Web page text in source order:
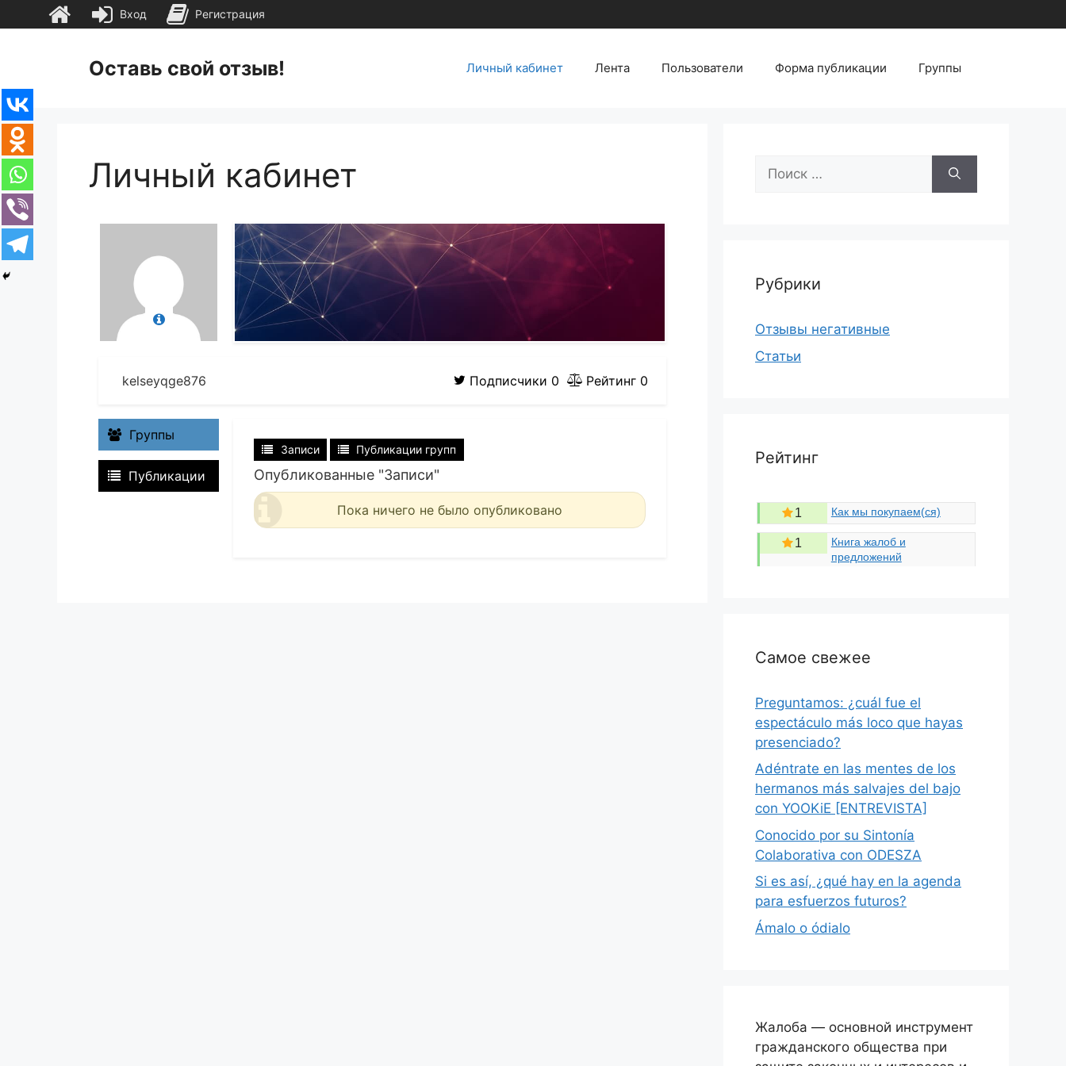
содержимомуОставь свой отзыв! Личный кабинет Лента Пользователи Форма публикации Группы
Личный кабинет
kelseyqge876 Подписчики 0 Рейтинг 0
Группы
Публикации
Записи Публикации групп
Опубликованные "Записи"
Пока ничего не было опубликовано
Поиск:
Рубрики
Отзывы негативные
Статьи
Рейтинг
1 Как мы покупаем(ся)
1
Книга жалоб и
предложений
Самое свежее
Preguntamos: ¿cuál fue el
espectáculo más loco que hayas
presenciado?
Adéntrate en las mentes de los
hermanos más salvajes del bajo
con YOOKiE [ENTREVISTA]
Conocido por su Sintonía
Colaborativa con ODESZA
Si es así, ¿qué hay en la agenda
para esfuerzos futuros?
Ámalo o ódialo
Жалоба — основной инструмент
гражданского общества при
Вход Регистрация